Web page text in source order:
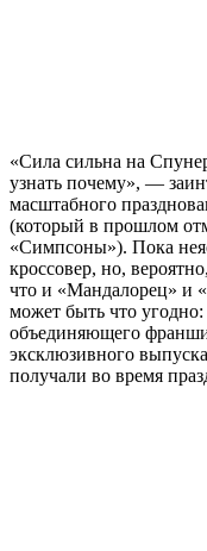
«Сила сильна на
узнать почему», —
масштабного
(который в прошлом
«Симпсоны»). Пока
кроссовер, но,
что и «Мандалорец» и
может быть что
объединяющего
эксклюзивного
получали во время